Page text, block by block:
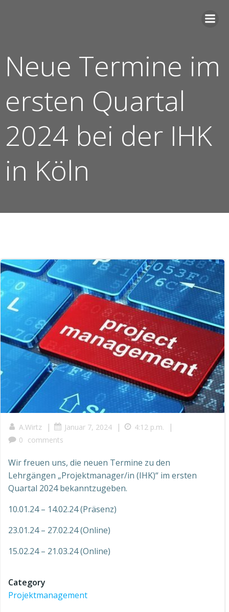
Neue Termine im
ersten Quartal
2024 bei der IHK
in Köln
A.Wirtz | Januar 7, 2024 | 4:12 p.m. |
0 comments
Wir freuen uns, die neuen Termine zu den
Lehrgängen „Projektmanager/in (IHK)“ im ersten
Quartal 2024 bekanntzugeben.
10.01.24 – 14.02.24 (Präsenz)
23.01.24 – 27.02.24 (Online)
15.02.24 – 21.03.24 (Online)
Category
Projektmanagement